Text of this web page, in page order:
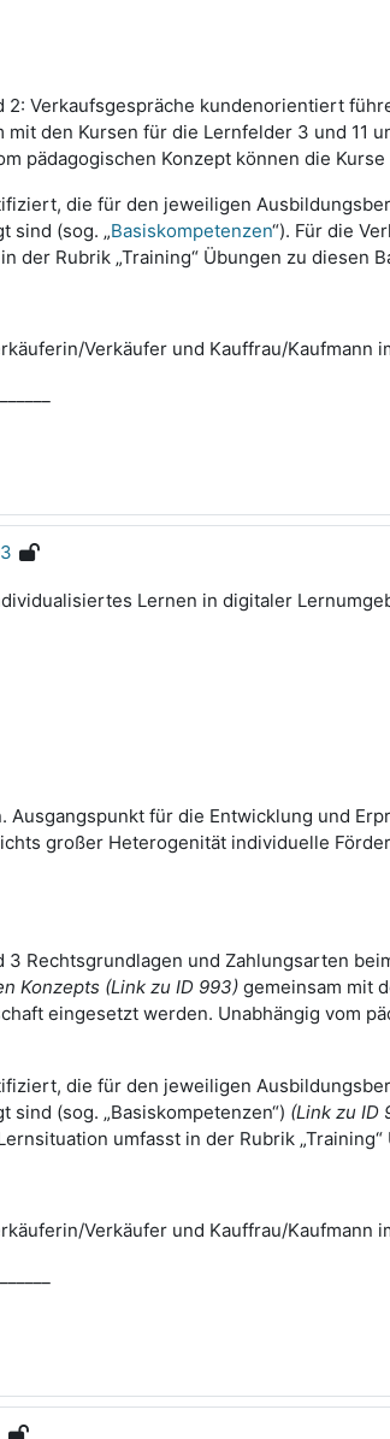
Verkaufsgespräche kundenorientiert
mit den Kursen für die Lernfelder 3 und 11
pädagogischen Konzept können die
die für den jeweiligen
sind (sog. „Basiskompetenzen“). Für die
der Rubrik „Training“ Übungen zu diesen
Verkäufer und Kauffrau/Kaufmann
Lernen in digitaler
für die Entwicklung und
großer Heterogenität individuelle
3 Rechtsgrundlagen und Zahlungsarten
Konzepts (Link zu ID 993) gemeinsam mit
eingesetzt werden. Unabhängig vom
die für den jeweiligen
(sog. „Basiskompetenzen“) (Link zu ID
umfasst in der Rubrik
Verkäufer und Kauffrau/Kaufmann